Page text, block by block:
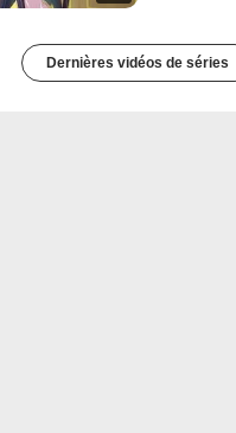
Dernières vidéos de séries